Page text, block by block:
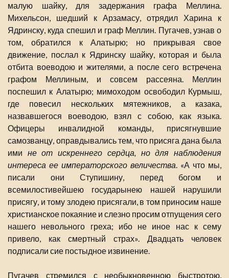
малую шайку, для задержания графа Меллина.
Михельсон, шедший к Арзамасу, отрядил Харина к
Ядринску, куда спешил и граф Меллин. Пугачев, узнав о
том, обратился к Алатырю; но прикрывая свое
движение, послал к Ядринску шайку, которая и была
отбита воеводою и жителями, а после сего встречена
графом Меллиным, и совсем рассеяна. Меллин
поспешил к Алатырю; мимоходом освободил Курмыш,
где повесил нескольких мятежников, а казака,
назвавшегося воеводою, взял с собою, как языка.
Офицеры инвалидной команды, присягнувшие
самозванцу, оправдывались тем, что присяга дана была
ими не от искреннего сердца, но для наблюдения
интереса ее императорского величества. «А что мы,
писали они Ступишину, перед богом и
всемилостивейшею государынею нашей нарушили
присягу, и тому злодею присягали, в том приносим наше
христианское покаяние и слезно просим отпущения сего
нашего невольного греха; ибо не иное нас к сему
привело, как смертный страх». Двадцать человек
подписали сие постыдное извинение.
Пугачев стремился с необыкновенною быстротою,